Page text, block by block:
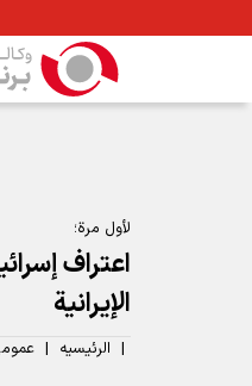
لأول مرة؛
اعتراف
الإيرانية
| الرئیسیه |